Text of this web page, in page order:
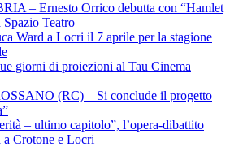
– Ernesto Orrico debutta con “Hamlet
Spazio Teatro
Ward a Locri il 7 aprile per la stagione
giorni di proiezioni al Tau Cinema
(RC) – Si conclude il progetto
– ultimo capitolo”, l’opera-dibattito
a Crotone e Locri